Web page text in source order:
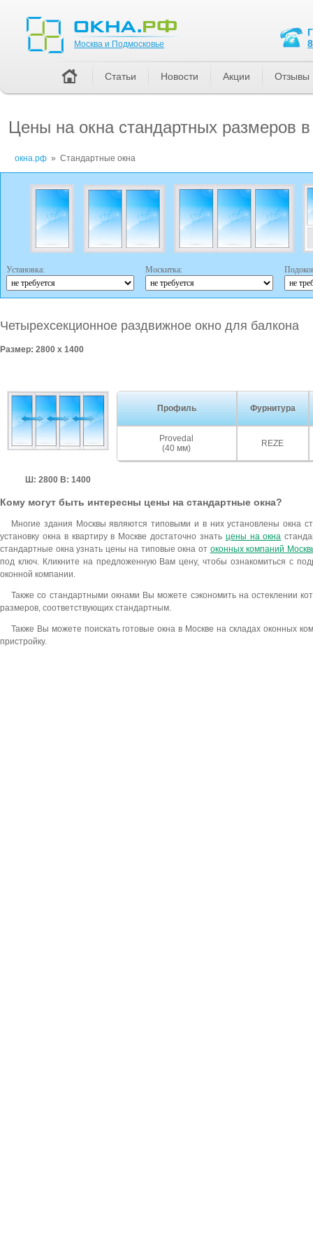
Цены на окна стандартных размеров
окна.рф » Стандартные окна
Установка: Москитка:
Четырехсекционное раздвижное окно для балкона
Размер: 2800 x 1400
Ш: 2800 В: 1400
Профиль Фурнитура
Provedal
(40 мм)
REZE
Кому могут быть интересны цены на стандартные окна?
Многие здания Москвы являются типовыми и в них установлены окна
установку окна в квартиру в Москве достаточно знать цены на окна
стандартные окна узнать цены на типовые окна от оконных компаний
под ключ. Кликните на предложенную Вам цену, чтобы ознакомиться с
оконной компании.
Также со стандартными окнами Вы можете сэкономить на остеклении
размеров, соответствующих стандартным.
Также Вы можете поискать готовые окна в Москве на складах оконных
пристройку.
Москва и Подмосковье
Статьи Новости Акции Отзывы